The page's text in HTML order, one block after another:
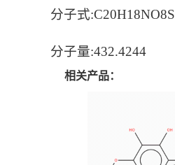
分子式:C20H18NO8S
分子量:432.4244
相关产品：